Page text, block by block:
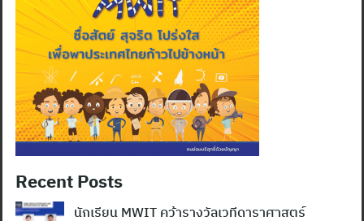
Recent Posts
นักเรียน MWIT คว้ารางวัลเวทีดาราศาสตร์